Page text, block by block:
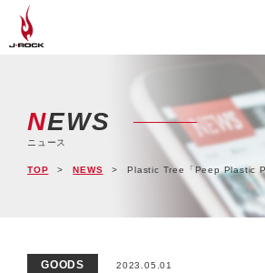
NEWS
ニュース
TOP NEWS Plastic Tree「Peep Plastic Partition #23ナショナ
GOODS 2023.05.01